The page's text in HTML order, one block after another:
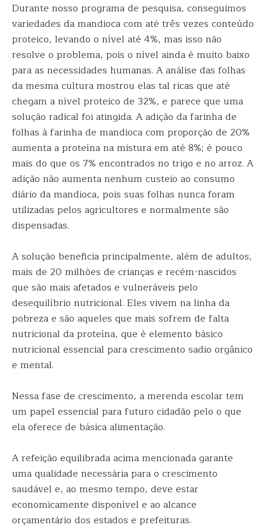
Durante nosso programa de pesquisa, conseguimos
variedades da mandioca com até três vezes conteúdo
proteico, levando o nível até 4%, mas isso não
resolve o problema, pois o nível ainda é muito baixo
para as necessidades humanas. A análise das folhas
da mesma cultura mostrou elas tal ricas que até
chegam a nível proteico de 32%, e parece que uma
solução radical foi atingida. A adição da farinha de
folhas à farinha de mandioca com proporção de 20%
aumenta a proteína na mistura em até 8%; é pouco
mais do que os 7% encontrados no trigo e no arroz. A
adição não aumenta nenhum custeio ao consumo
diário da mandioca, pois suas folhas nunca foram
utilizadas pelos agricultores e normalmente são
dispensadas.
A solução beneficia principalmente, além de adultos,
mais de 20 milhões de crianças e recém-nascidos
que são mais afetados e vulneráveis pelo
desequilíbrio nutricional. Eles vivem na linha da
pobreza e são aqueles que mais sofrem de falta
nutricional da proteína, que é elemento básico
nutricional essencial para crescimento sadio orgânico
e mental.
Nessa fase de crescimento, a merenda escolar tem
um papel essencial para futuro cidadão pelo o que
ela oferece de básica alimentação.
A refeição equilibrada acima mencionada garante
uma qualidade necessária para o crescimento
saudável e, ao mesmo tempo, deve estar
economicamente disponível e ao alcance
orçamentário dos estados e prefeituras.